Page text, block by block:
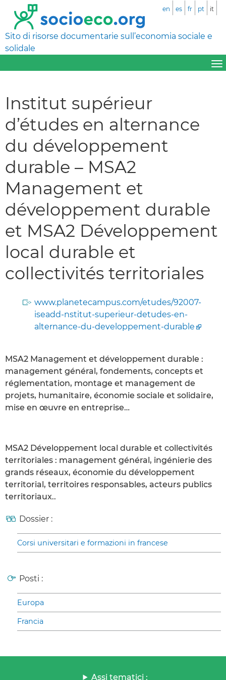
Sito di risorse documentarie sull’economia sociale e
solidale
en es fr pt it
Institut supérieur
d’études en alternance
du développement
durable – MSA2
Management et
développement durable
et MSA2 Développement
local durable et
collectivités territoriales
www.planetecampus.com/etudes/92007-
iseadd-nstitut-superieur-detudes-en-
alternance-du-developpement-durable
MSA2 Management et développement durable :
management général, fondements, concepts et
réglementation, montage et management de
projets, humanitaire, économie sociale et solidaire,
mise en œuvre en entreprise…
MSA2 Développement local durable et collectivités
territoriales : management général, ingénierie des
grands réseaux, économie du développement
territorial, territoires responsables, acteurs publics
territoriaux..
Dossier :
Corsi universitari e formazioni in francese
Posti :
Europa
Francia
Assi tematici :